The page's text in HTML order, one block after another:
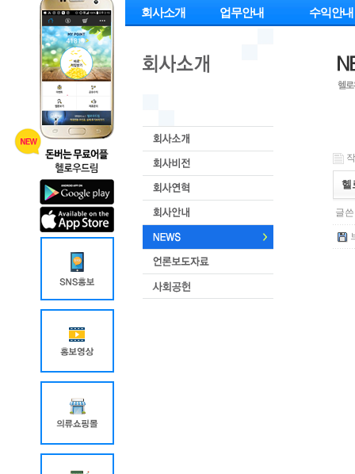
회사소개 업무안내 수익안내
헬
글